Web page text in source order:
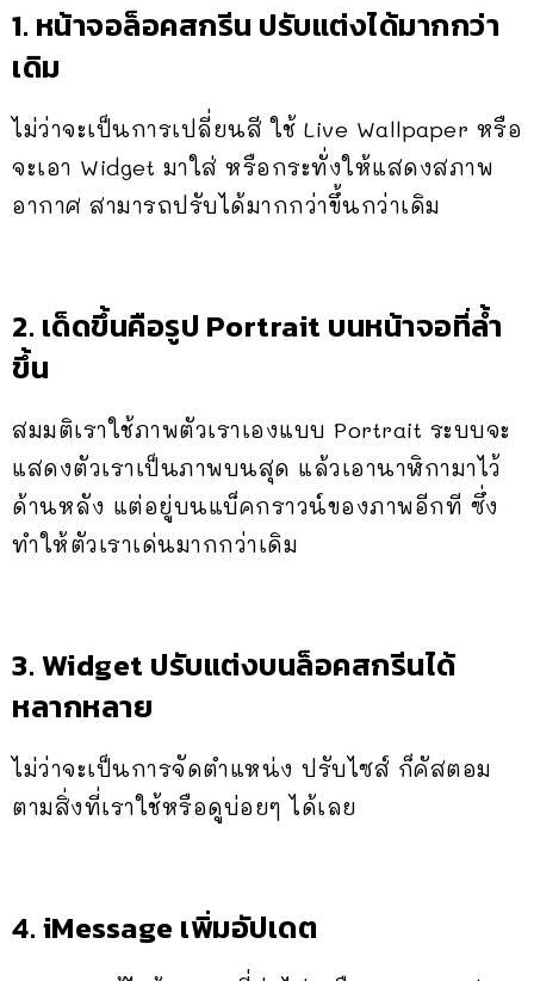
1. หน้าจอล็อคสกรีน ปรับแต่งได้มากกว่า
เดิม
ไม่ว่าจะเป็นการเปลี่ยนสี ใช้ Live Wallpaper หรือ
จะเอา Widget มาใส่ หรือกระทั่งให้แสดงสภาพ
อากาศ สามารถปรับได้มากกว่าขึ้นกว่าเดิม
2. เด็ดขึ้นคือรูป Portrait บนหน้าจอที่ล้ำ
ขึ้น
สมมติเราใช้ภาพตัวเราเองแบบ Portrait ระบบจะ
แสดงตัวเราเป็นภาพบนสุด แล้วเอานาฬิกามาไว้
ด้านหลัง แต่อยู่บนแบ็คกราวน์ของภาพอีกที ซึ่ง
ทำให้ตัวเราเด่นมากกว่าเดิม
3. Widget ปรับแต่งบนล็อคสกรีนได้
หลากหลาย
ไม่ว่าจะเป็นการจัดตำแหน่ง ปรับไซส์ ก็คัสตอม
ตามสิ่งที่เราใช้หรือดูบ่อยๆ ได้เลย
4. iMessage เพิ่มอัปเดต